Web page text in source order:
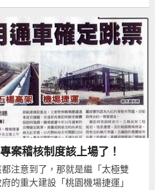
案稽核制度該上場了！
都注意到了，那就是繼「太極雙
的重大建設「桃園機場捷運」